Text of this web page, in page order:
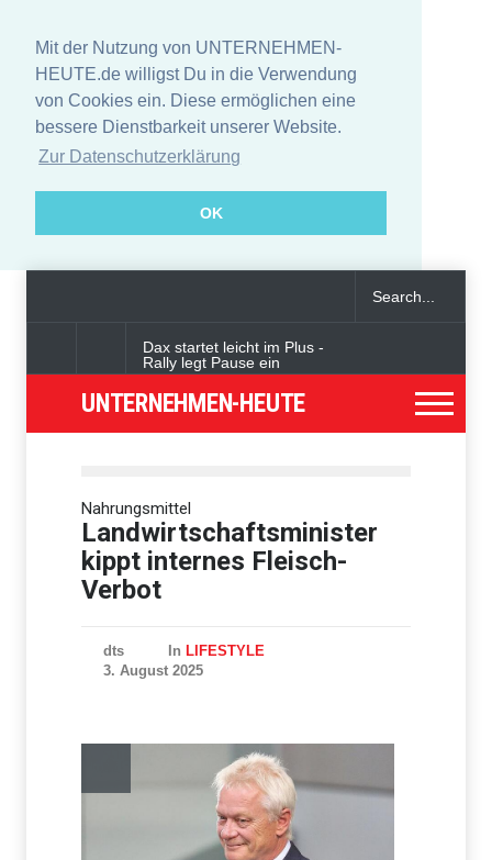
Mit der Nutzung von UNTERNEHMEN-
HEUTE.de willigst Du in die Verwendung
von Cookies ein. Diese ermöglichen eine
bessere Dienstbarkeit unserer Website.
Zur Datenschutzerklärung
OK
Dax startet leicht im Plus -
Rally legt Pause ein
Angeklagter wegen Auto-
Abschiebeflüge nach
Afghanistan
UNTERNEHMEN-HEUTE
Nahrungsmittel
Landwirtschaftsminister
kippt internes Fleisch-
Verbot
dts In LIFESTYLE
3. August 2025